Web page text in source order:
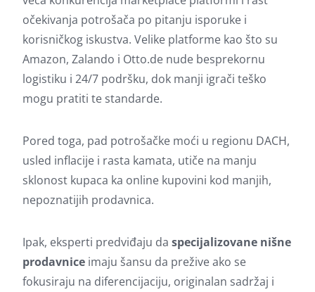
očekivanja potrošača po pitanju isporuke i
korisničkog iskustva. Velike platforme kao što su
Amazon, Zalando i Otto.de nude besprekornu
logistiku i 24/7 podršku, dok manji igrači teško
mogu pratiti te standarde.
Pored toga, pad potrošačke moći u regionu DACH,
usled inflacije i rasta kamata, utiče na manju
sklonost kupaca ka online kupovini kod manjih,
nepoznatijih prodavnica.
Ipak, eksperti predviđaju da specijalizovane nišne
prodavnice imaju šansu da prežive ako se
fokusiraju na diferencijaciju, originalan sadržaj i